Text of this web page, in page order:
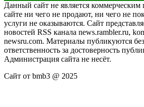
Данный сайт не является
сайте ни чего не продают, ни чего не
услуги не оказываются. Сайт
новостей RSS канала news.rambler.ru,
newsru.com. Материалы публикуются
ответственность за достоверность
Администрация сайта не несёт.
Сайт от bmb3 @ 2025